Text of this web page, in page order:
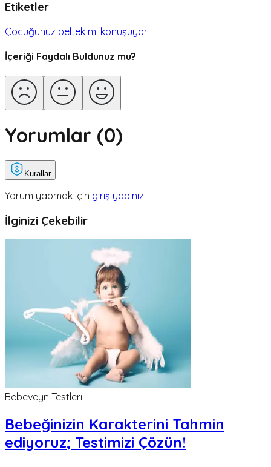
Etiketler
Çocuğunuz peltek mi konuşuyor
İçeriği Faydalı Buldunuz mu?
Yorumlar (0)
Kurallar
Yorum yapmak için giriş yapınız
İlginizi Çekebilir
Bebeveyn Testleri
Bebeğinizin Karakterini Tahmin
ediyoruz; Testimizi Çözün!